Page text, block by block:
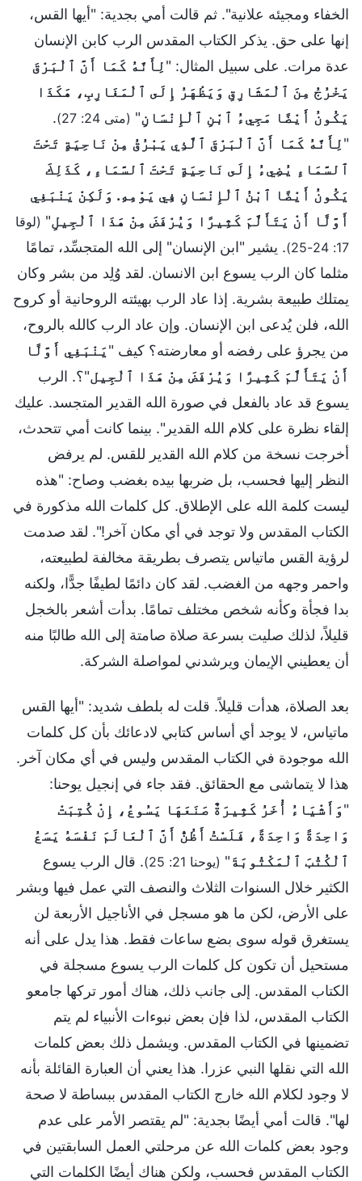
الخفاء ومجيئه علانية". ثم قالت أمي بجدية: "أيها القس،
إنها على حق. يذكر الكتاب المقدس الرب كابن الإنسان
عدة مرات. على سبيل المثال: "لِأَنَّهُ كَمَا أَنَّ ٱلْبَرْقَ
يَخْرُجُ مِنَ ٱلْمَشَارِقِ وَيَظْهَرُ إِلَى ٱلْمَغَارِبِ، هَكَذَا
يَكُونُ أَيْضًا مَجِيءُ ٱبْنِ ٱلْإِنْسَانِ" (متى 24: 27)
.
"لِأَنَّهُ كَمَا أَنَّ ٱلْبَرْقَ ٱلَّذِي يَبْرُقُ مِنْ نَاحِيَةٍ تَحْتَ
ٱلسَّمَاءِ يُضِيءُ إِلَى نَاحِيَةٍ تَحْتَ ٱلسَّمَاءِ، كَذَلِكَ
يَكُونُ أَيْضًا ٱبْنُ ٱلْإِنْسَانِ فِي يَوْمِهِ. وَلَكِنْ يَنْبَغِي
أَوَّلًا أَنْ يَتَأَلَّمَ كَثِيرًا وَيُرْفَضَ مِنْ هَذَا ٱلْجِيلِ" (لوقا
17: 24-25)
. يشير "ابن الإنسان" إلى الله المتجسِّد، تمامًا
مثلما كان الرب يسوع ابن الانسان. لقد وُلِد من بشر وكان
يمتلك طبيعة بشرية. إذا عاد الرب بهيئته الروحانية أو كروح
الله، فلن يُدعى ابن الإنسان. وإن عاد الرب كالله بالروح،
من يجرؤ على رفضه أو معارضته؟ كيف "يَنْبَغِي أَوَّلًا
أَنْ يَتَأَلَّمَ كَثِيرًا وَيُرْفَضَ مِنْ هَذَا ٱلْجِيل"؟. الرب
يسوع قد عاد بالفعل في صورة الله القدير المتجسد. عليك
إلقاء نظرة على كلام الله القدير". بينما كانت أمي تتحدث،
أخرجت نسخة من كلام الله القدير للقس. لم يرفض
النظر إليها فحسب، بل ضربها بيده بغضب وصاح: "هذه
ليست كلمة الله على الإطلاق. كل كلمات الله مذكورة في
الكتاب المقدس ولا توجد في أي مكان آخر!". لقد صدمت
لرؤية القس ماتياس يتصرف بطريقة مخالفة لطبيعته،
واحمر وجهه من الغضب. لقد كان دائمًا لطيفًا جدًّا، ولكنه
بدا فجأة وكأنه شخص مختلف تمامًا. بدأت أشعر بالخجل
قليلاً، لذلك صليت بسرعة صلاة صامتة إلى الله طالبًا منه
أن يعطيني الإيمان ويرشدني لمواصلة الشركة.
بعد الصلاة، هدأت قليلاً. قلت له بلطف شديد: "أيها القس
ماتياس، لا يوجد أي أساس كتابي لادعائك بأن كل كلمات
الله موجودة في الكتاب المقدس وليس في أي مكان آخر.
هذا لا يتماشى مع الحقائق. فقد جاء في إنجيل يوحنا:
"وَأَشْيَاءُ أُخَرُ كَثِيرَةٌ صَنَعَهَا يَسُوعُ، إِنْ كُتِبَتْ
وَاحِدَةً وَاحِدَةً، فَلَسْتُ أَظُنُّ أَنَّ ٱلْعَالَمَ نَفْسَهُ يَسَعُ
ٱلْكُتُبَ ٱلْمَكْتُوبَةَ" (يوحنا 21: 25)
. قال الرب يسوع
الكثير خلال السنوات الثلاث والنصف التي عمل فيها وبشر
على الأرض، لكن ما هو مسجل في الأناجيل الأربعة لن
يستغرق قوله سوى بضع ساعات فقط. هذا يدل على أنه
مستحيل أن تكون كل كلمات الرب يسوع مسجلة في
الكتاب المقدس. إلى جانب ذلك، هناك أمور تركها جامعو
الكتاب المقدس، لذا فإن بعض نبوءات الأنبياء لم يتم
تضمينها في الكتاب المقدس. ويشمل ذلك بعض كلمات
الله التي نقلها النبي عزرا. هذا يعني أن العبارة القائلة بأنه
لا وجود لكلام الله خارج الكتاب المقدس ببساطة لا صحة
لها". قالت أمي أيضًا بجدية: "لم يقتصر الأمر على عدم
وجود بعض كلمات الله عن مرحلتي العمل السابقتين في
الكتاب المقدس فحسب، ولكن هناك أيضًا الكلمات التي